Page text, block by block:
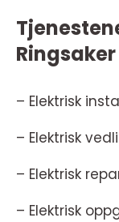
– Elektrisk
– Elektrisk
– Elektrisk
– Elektrisk